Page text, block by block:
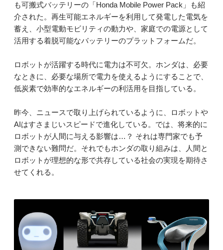
も可搬式バッテリーの「Honda Mobile Power Pack」も紹
介された。再生可能エネルギーを利用して発電した電気を
蓄え、小型電動モビリティの動力や、家庭での電源として
活用する着脱可能なバッテリーのプラットフォームだ。
ロボットが活躍する時代に電力は不可欠。ホンダは、必要
なときに、必要な場所で電力を使えるようにすることで、
低炭素で効率的なエネルギーの利活用を目指している。
昨今、ニュースで取り上げられているように、ロボットや
AIはすさまじいスピードで進化している。では、将来的に
ロボットが人間に与える影響は…？ それは専門家でも予
測できない難問だ。それでもホンダの取り組みは、人間と
ロボットが理想的な形で共存している社会の実現を期待さ
せてくれる。